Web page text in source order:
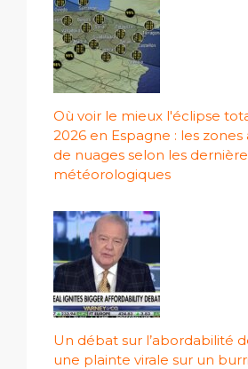
Où voir le mieux l'éclipse
2026 en Espagne : les
de nuages ​​selon les
météorologiques
Un débat sur l’abordabilité
une plainte virale sur un